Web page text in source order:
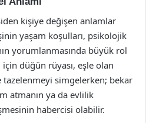
kişiye değişen anlamlar
yaşam koşulları, psikolojik
yorumlanmasında büyük rol
düğün rüyası, eşle olan
simgelerken; bekar
atmanın ya da evlilik
habercisi olabilir.